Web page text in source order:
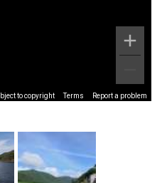
to copyright Terms Report a problem